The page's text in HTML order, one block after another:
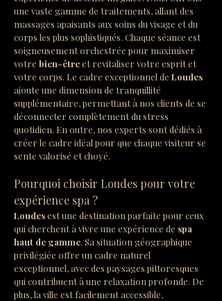
une vaste gamme de traitements, allant des
massages apaisants aux soins du visage et du
corps les plus sophistiqués. Chaque séance est
soigneusement orchestrée pour maximiser
votre bien-être et revitaliser votre esprit et
votre corps. Le cadre exceptionnel de Loudes
ajoute une dimension de tranquillité
supplémentaire, permettant à nos clients de se
déconnecter complètement du stress
quotidien. En outre, nos experts sont dédiés à
créer le cadre idéal pour que chaque visiteur se
sente valorisé et choyé.
Pourquoi choisir Loudes pour votre
expérience spa ?
Loudes est une destination parfaite pour ceux
qui cherchent à vivre une expérience de spa
haut de gamme. Sa situation géographique
privilégiée offre un cadre naturel
exceptionnel, avec des paysages pittoresques
qui contribuent à une relaxation profonde. De
plus, la ville est facilement accessible,